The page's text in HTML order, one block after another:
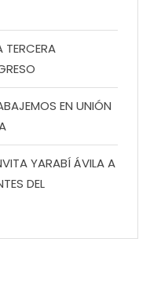
TERCERA
EN UNIÓN
YARABÍ ÁVILA A
DEL